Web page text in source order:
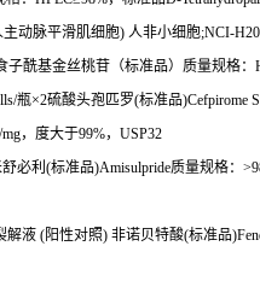
主动脉平滑肌细胞) 人非小细胞;NCI-
子酰基金丝桃苷（标准品）质量规格：
瓶×2硫酸头孢匹罗(标准品)Cefpirome
，度大于99%， USP32
必利 (标准品)Amisulpride质量规格：
解液 (阳性对照) 非诺贝特酸(标准品